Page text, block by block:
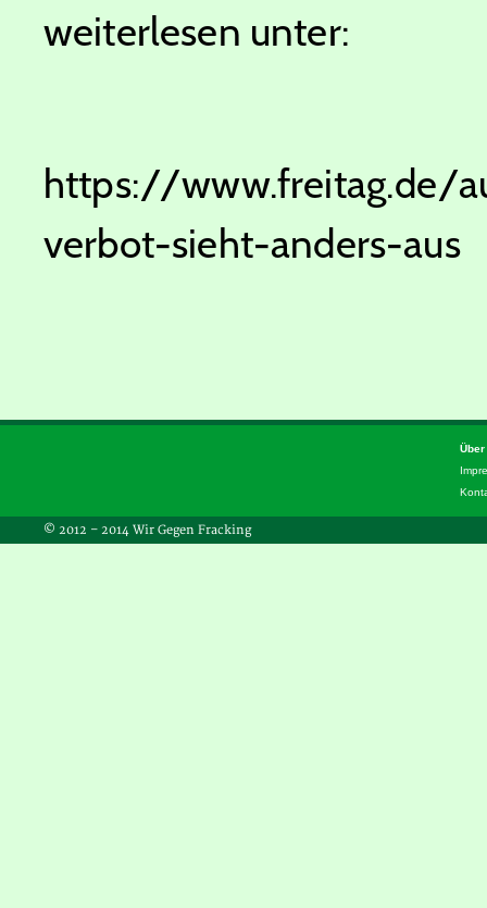
weiterlesen unter:
https://www.freitag.de/
verbot-sieht-anders-aus
Über
© 2012 – 2014 Wir Gegen Fracking